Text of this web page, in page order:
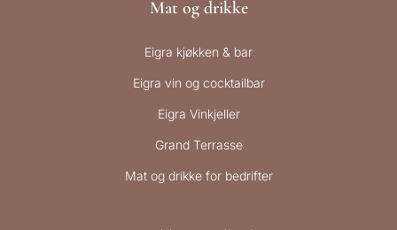
Mat og drikke
Eigra kjøkken & bar
Eigra vin og cocktailbar
Eigra Vinkjeller
Grand Terrasse
Mat og drikke for bedrifter